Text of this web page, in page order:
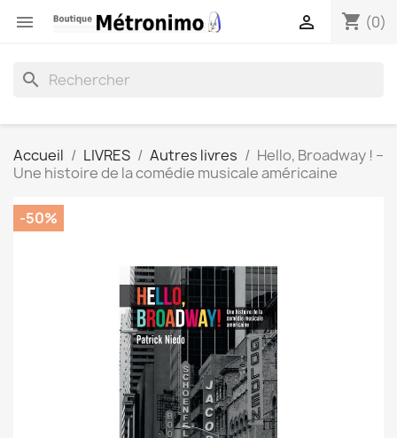
 shopping_cart (0)

search
Accueil LIVRES Autres livres
Hello, Broadway ! –
Une histoire de la comédie musicale américaine
-50%